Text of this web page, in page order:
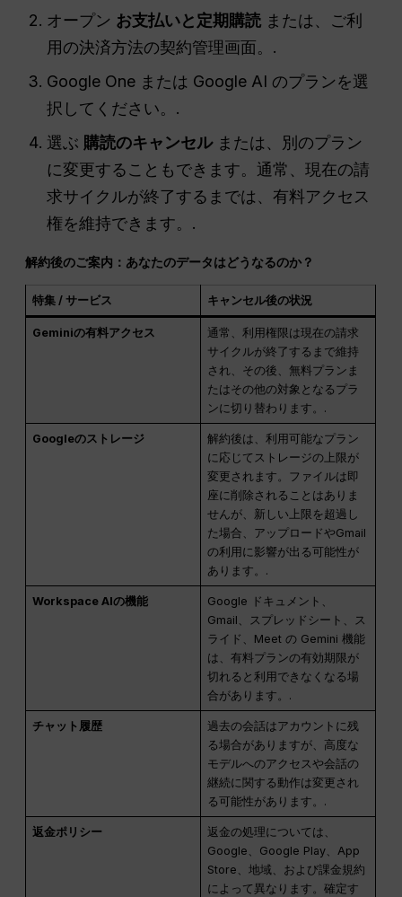
オープン お支払いと定期購読 または、ご利
用の決済方法の契約管理画面。.
Google One または Google AI のプランを選
択してください。.
選ぶ 購読のキャンセルまたは、別のプラン
に変更することもできます。通常、現在の請
求サイクルが終了するまでは、有料アクセス
権を維持できます。.
解約後のご案内：あなたのデータはどうなるのか？
特集 / サービス キャンセル後の状況
Geminiの有料アクセス
通常、利用権限は現在の請求
サイクルが終了するまで維持
され、その後、無料プランま
たはその他の対象となるプラ
ンに切り替わります。.
Googleのストレージ
解約後は、利用可能なプラン
に応じてストレージの上限が
変更されます。ファイルは即
座に削除されることはありま
せんが、新しい上限を超過し
た場合、アップロードやGmail
の利用に影響が出る可能性が
あります。.
Workspace AIの機能
Google ドキュメント、
Gmail、スプレッドシート、ス
ライド、Meet の Gemini 機能
は、有料プランの有効期限が
切れると利用できなくなる場
合があります。.
チャット履歴
過去の会話はアカウントに残
る場合がありますが、高度な
モデルへのアクセスや会話の
継続に関する動作は変更され
る可能性があります。.
返金ポリシー
返金の処理については、
Google、Google Play、App
Store、地域、および課金規約
によって異なります。確定す